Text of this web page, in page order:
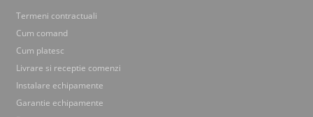
Termeni contractuali
Cum comand
Cum platesc
Livrare si receptie comenzi
Instalare echipamente
Garantie echipamente